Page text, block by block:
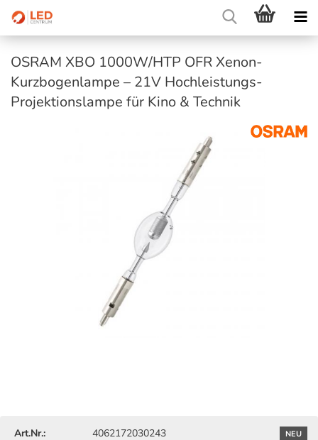
OSRAM XBO 1000W/HTP OFR Xenon-
Kurzbogenlampe – 21V Hochleistungs-
Projektionslampe für Kino & Technik
NEU
Art.Nr.:
4062172030243